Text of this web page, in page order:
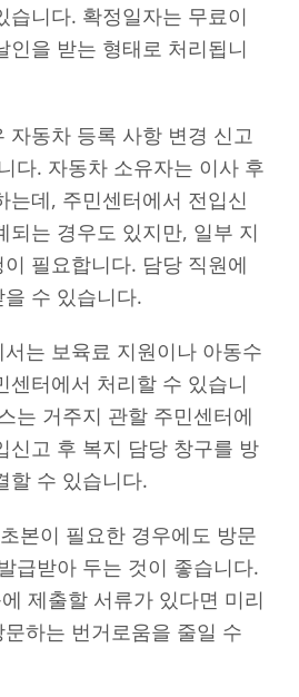
습니다. 확정일자는 무료이
인을 받는 형태로 처리됩니
자동차 등록 사항 변경 신고
다. 자동차 소유자는 이사 후
는데, 주민센터에서 전입신
되는 경우도 있지만, 일부 지
필요합니다. 담당 직원에
수 있습니다.
는 보육료 지원이나 아동수
센터에서 처리할 수 있습니
는 거주지 관할 주민센터에
신고 후 복지 담당 창구를 방
할 수 있습니다.
본이 필요한 경우에도 방문
급받아 두는 것이 좋습니다.
제출할 서류가 있다면 미리
하는 번거로움을 줄일 수